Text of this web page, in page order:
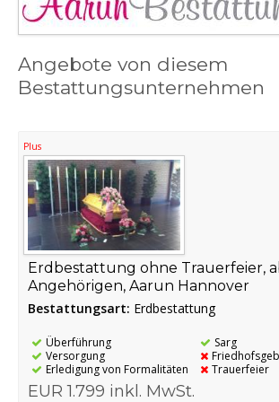
Angebote von diesem
Bestattungsunternehmen
Plus
Erdbestattung ohne Trauerfeier,
Angehörigen, Aarun Hannover
Bestattungsart: Erdbestattung
Überführung
Versorgung
Erledigung von Formalitäten
Sarg
Trauerfeier
EUR 1.799 inkl. MwSt.